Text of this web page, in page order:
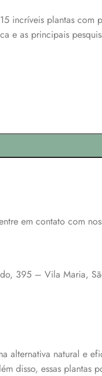
incríveis plantas
e as principais
em contato com
395 – Vila Maria,
alternativa natural e
disso, essas